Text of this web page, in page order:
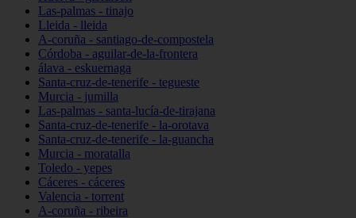
Las-palmas - tinajo
Lleida - lleida
A-coruña - santiago-de-compostela
Córdoba - aguilar-de-la-frontera
álava - eskuernaga
Santa-cruz-de-tenerife - tegueste
Murcia - jumilla
Las-palmas - santa-lucía-de-tirajana
Santa-cruz-de-tenerife - la-orotava
Santa-cruz-de-tenerife - la-guancha
Murcia - moratalla
Toledo - yepes
Cáceres - cáceres
Valencia - torrent
A-coruña - ribeira